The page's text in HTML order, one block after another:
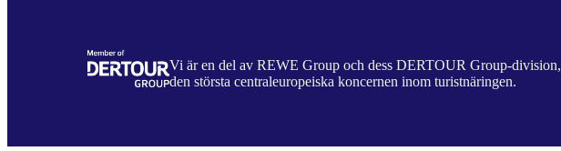
Vi är en del av REWE Group och dess DERTOUR Group-division,
den största centraleuropeiska koncernen inom turistnäringen.